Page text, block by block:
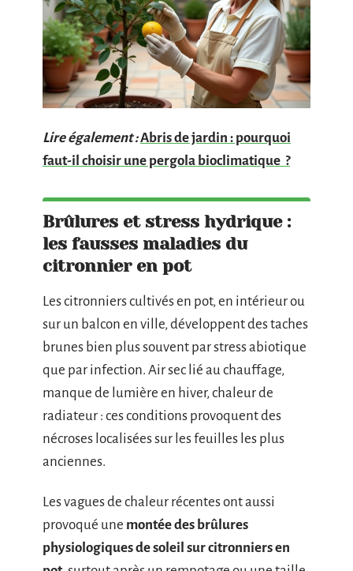
Lire également :Abris de jardin : pourquoi
faut-il choisir une pergola bioclimatique ?
Brûlures et stress hydrique :
les fausses maladies du
citronnier en pot
Les citronniers cultivés en pot, en intérieur ou
sur un balcon en ville, développent des taches
brunes bien plus souvent par stress abiotique
que par infection. Air sec lié au chauffage,
manque de lumière en hiver, chaleur de
radiateur : ces conditions provoquent des
nécroses localisées sur les feuilles les plus
anciennes.
Les vagues de chaleur récentes ont aussi
provoqué une montée des brûlures
physiologiques de soleil sur citronniers en